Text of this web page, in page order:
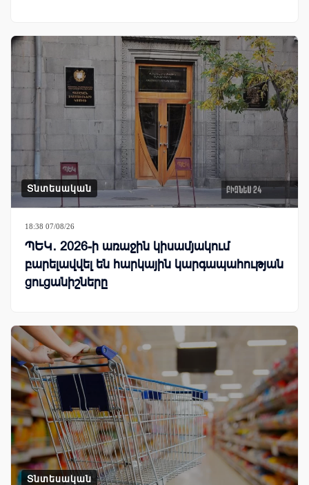
Տնտեսական
18:38 07/08/26
ՊԵԿ․ 2026-ի առաջին կիսամյակում
բարելավվել են հարկային կարգապահության
ցուցանիշները
Տնտեսական